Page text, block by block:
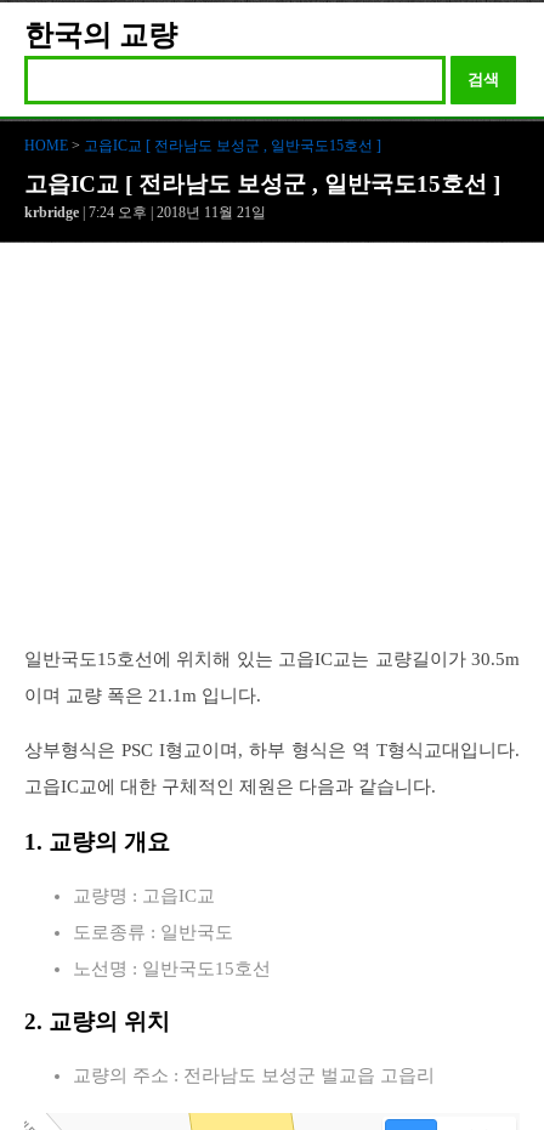
한국의 교량
검색
HOME > 고읍IC교 [ 전라남도 보성군 , 일반국도15호선 ]
고읍IC교 [ 전라남도 보성군 , 일반국도15호선 ]
krbridge | 7:24 오후 | 2018년 11월 21일
일반국도15호선에 위치해 있는 고읍IC교는 교량길이가 30.5m
이며 교량 폭은 21.1m 입니다.
상부형식은 PSC I형교이며, 하부 형식은 역 T형식교대입니다.
고읍IC교에 대한 구체적인 제원은 다음과 같습니다.
1. 교량의 개요
교량명 : 고읍IC교
도로종류 : 일반국도
노선명 : 일반국도15호선
2. 교량의 위치
교량의 주소 : 전라남도 보성군 벌교읍 고읍리